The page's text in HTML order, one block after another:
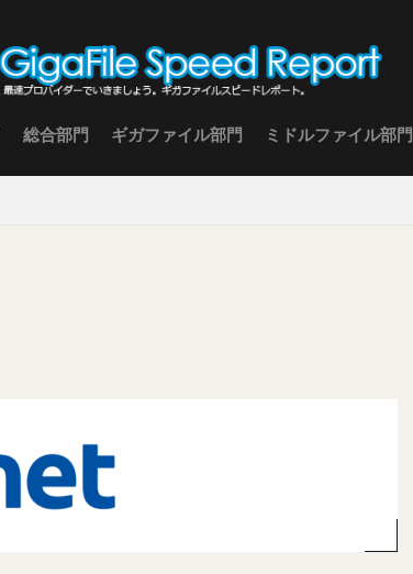
総合部門 ギガファイル部門 ミドルファイル部門